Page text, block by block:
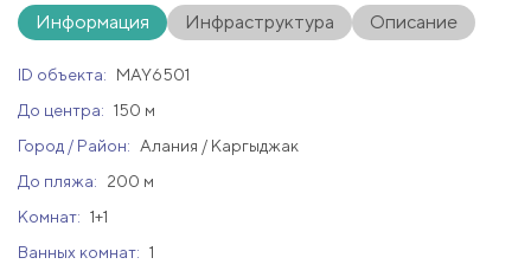
Информация Инфраструктура Описание
ID объекта:
MAY6501
До центра: 150 м
Город / Район:
Алания / Каргыджак
До пляжа:
200 м
Комнат: 1+1
Ванных комнат: 1